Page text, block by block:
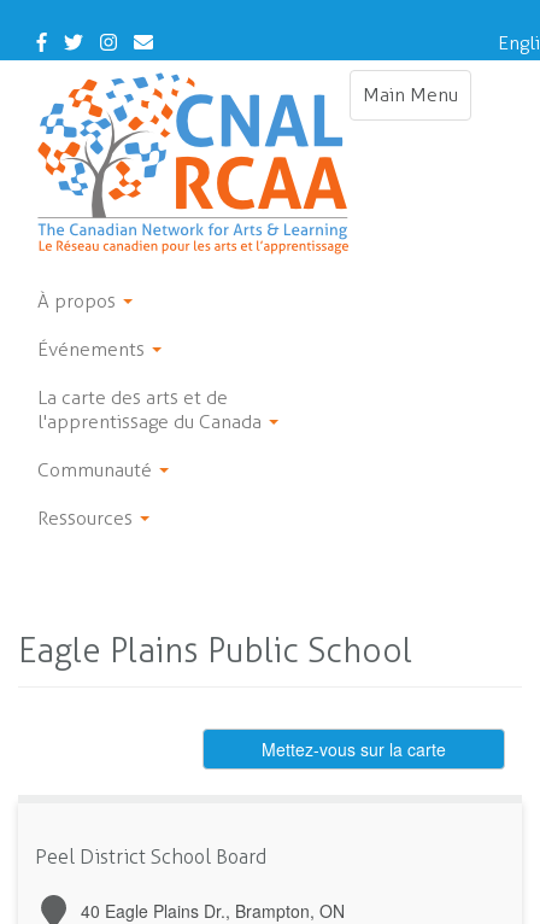
main
Facebook
TwitterInstagram
Contact
Us
Main Menu
Toggle
À propos
Événements
La carte des arts et de
l'apprentissage du Canada
Communauté
Ressources
Eagle Plains Public School
Mettez-vous sur la carte
Peel District School Board
40 Eagle Plains Dr., Brampton, ON